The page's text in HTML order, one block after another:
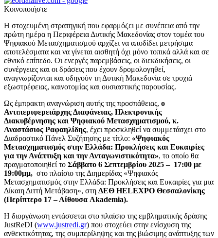
Κοινοποιήστε
Η στοχευμένη στρατηγική που εφαρμόζει με συνέπεια από την
πρώτη ημέρα η Περιφέρεια Δυτικής Μακεδονίας στον τομέα του
Ψηφιακού Μετασχηματισμού αρχίζει να αποδίδει μετρήσιμα
αποτελέσματα και να γίνεται αισθητή όχι μόνο τοπικά αλλά και σε
εθνικό επίπεδο. Οι ενεργές παρεμβάσεις, οι διεκδικήσεις, οι
συνέργειες και οι δράσεις που έχουν δρομολογηθεί,
αναγνωρίζονται και οδηγούν τη Δυτική Μακεδονία σε τροχιά
εξωστρέφειας, καινοτομίας και ουσιαστικής παρουσίας.
Ως έμπρακτη αναγνώριση αυτής της προσπάθειας, ο
Αντιπεριφερειάρχης Διαφάνειας, Ηλεκτρονικής
Διακυβέρνησης και Ψηφιακού Μετασχηματισμού, κ.
Αναστάσιος Ραφαηλίδης, έχει προσκληθεί να συμμετάσχει στο
Διαδραστικό Πάνελ Συζήτησης με τίτλο: «Ψηφιακός
Μετασχηματισμός στην Ελλάδα: Προκλήσεις και Ευκαιρίες
για την Ανάπτυξη και την Ανταγωνιστικότητα», το οποίο θα
πραγματοποιηθεί το Σάββατο 6 Σεπτεμβρίου 2025 – 17:00 με
19:00μμ, στο πλαίσιο της Διημερίδας «Ψηφιακός
Μετασχηματισμός στην Ελλάδα: Προκλήσεις και Ευκαιρίες για μια
Δίκαιη Διττή Μετάβαση», στη ΔΕΘ HELEXPO Θεσσαλονίκης
(Περίπτερο 17 – Αίθουσα Akademia).
Η διοργάνωση εντάσσεται στο πλαίσιο της εμβληματικής δράσης
JustReDI (www.justredi.gr) που στοχεύει στην ενίσχυση της
ανθεκτικότητας, της συμπερίληψης και της βιώσιμης ανάπτυξης των